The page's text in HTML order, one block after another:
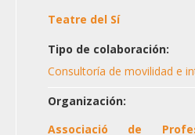
Teatre del Sí
Tipo de colaboración:
Consultoría de movilidad e
Organización:
Associació de